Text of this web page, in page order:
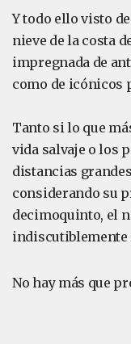
Y todo ello visto
nieve de la costa
impregnada de
como de icónicos
Tanto si lo que
vida salvaje o los
distancias
considerando su
decimoquinto, el
indiscutiblemente
No hay más que